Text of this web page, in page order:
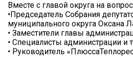
Вместе с главой округа на
•Председатель Собрания
муниципального округа Оксана
• Заместители главы
• Специалисты администрации и
• Руководитель